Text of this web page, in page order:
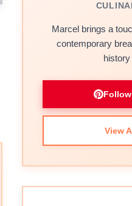
Marcel brings a
contemporary
history
View